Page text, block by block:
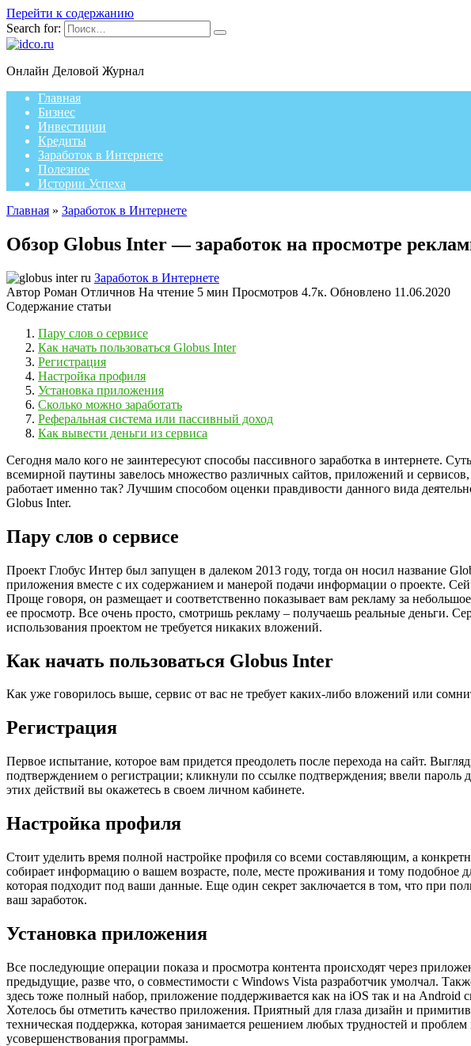
Перейти к содержанию
Search for:
Онлайн Деловой Журнал
Главная
Бизнес
Инвестиции
Кредиты
Заработок в Интернете
Полезное
Истории Успеха
Главная » Заработок в Интернете
Обзор Globus Inter — заработок на просмотре
Заработок в Интернете
Автор Роман Отличнов На чтение 5 мин Просмотров 4.7к. Обновлено 11.06.2020
Содержание статьи
Пару слов о сервисе
Как начать пользоваться Globus Inter
Регистрация
Настройка профиля
Установка приложения
Сколько можно заработать
Реферальная система или пассивный доход
Как вывести деньги из сервиса
Сегодня мало кого не заинтересуют способы пассивного заработка в интернете.
всемирной паутины завелось множество различных сайтов, приложений и
работает именно так? Лучшим способом оценки правдивости данного вида
Globus Inter.
Пару слов о сервисе
Проект Глобус Интер был запущен в далеком 2013 году, тогда он носил название
приложения вместе с их содержанием и манерой подачи информации о проекте.
Проще говоря, он размещает и соответственно показывает вам рекламу за
ее просмотр. Все очень просто, смотришь рекламу – получаешь реальные деньги.
использования проектом не требуется никаких вложений.
Как начать пользоваться Globus Inter
Как уже говорилось выше, сервис от вас не требует каких-либо вложений или
Регистрация
Первое испытание, которое вам придется преодолеть после перехода на сайт.
подтверждением о регистрации; кликнули по ссылке подтверждения; ввели пароль
этих действий вы окажетесь в своем личном кабинете.
Настройка профиля
Стоит уделить время полной настройке профиля со всеми составляющим, а
собирает информацию о вашем возрасте, поле, месте проживания и тому подобное
которая подходит под ваши данные. Еще один секрет заключается в том, что при
ваш заработок.
Установка приложения
Все последующие операции показа и просмотра контента происходят через
предыдущие, разве что, о совместимости с Windows Vista разработчик умолчал.
здесь тоже полный набор, приложение поддерживается как на iOS так и на
Хотелось бы отметить качество приложения. Приятный для глаза дизайн и
техническая поддержка, которая занимается решением любых трудностей и
усовершенствования программы.